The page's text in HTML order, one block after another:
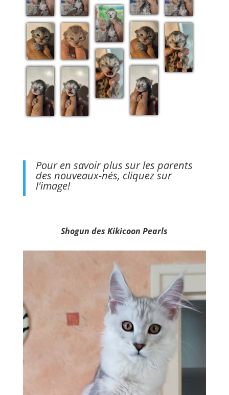
Pour en savoir plus sur les parents
des nouveaux-nés, cliquez sur
l'image!
Shogun des Kikicoon Pearls